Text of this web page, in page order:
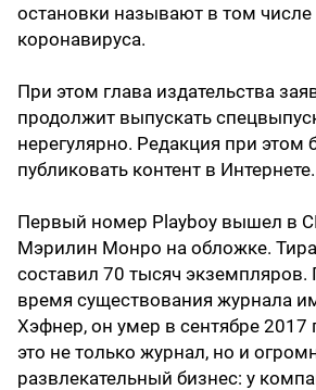
остановки называют в том
коронавируса.
При этом глава издательства
продолжит выпускать
нерегулярно. Редакция при этом
публиковать контент в Интернете.
Первый номер Playboy вышел в
Мэрилин Монро на обложке.
составил 70 тысяч экземпляров.
время существования журнала
Хэфнер, он умер в сентябре 2017
это не только журнал, но и
развлекательный бизнес: у